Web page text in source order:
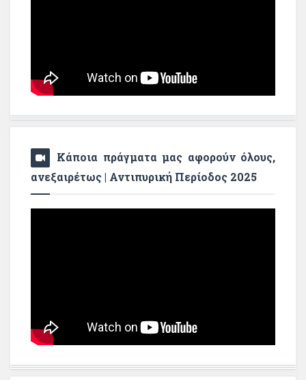
Κάποια πράγματα μας αφορούν όλους,
ανεξαιρέτως | Αντιπυρική Περίοδος 2025